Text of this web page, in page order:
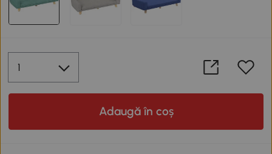
Adaugă în coș